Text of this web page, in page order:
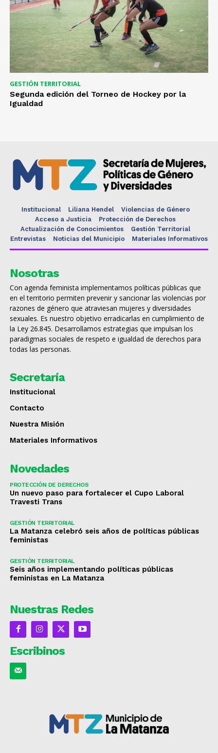
GESTIÓN TERRITORIAL
Segunda edición del Torneo de Hockey por la
Igualdad
Institucional Liliana Hendel
Violencias de Género
Acceso a Justicia
Protección de Derechos
Actualización de Conocimientos
Gestión Territorial
Entrevistas
Noticias del Municipio Materiales Informativos
Nosotras
Con agenda feminista implementamos políticas públicas que
en el territorio permiten prevenir y sancionar las violencias por
razones de género que atraviesan mujeres y diversidades
sexuales. Es nuestro objetivo erradicarlas en cumplimiento de
la Ley 26.845. Desarrollamos estrategias que impulsan los
paradigmas sociales de respeto e igualdad de derechos para
todas las personas.
Secretaría
Institucional
Contacto
Nuestra Misión
Materiales Informativos
Novedades
PROTECCIÓN DE DERECHOS
Un nuevo paso para fortalecer el Cupo Laboral
Travesti Trans
GESTIÓN TERRITORIAL
La Matanza celebró seis años de políticas públicas
feministas
GESTIÓN TERRITORIAL
Seis años implementando políticas públicas
feministas en La Matanza
Nuestras Redes
Escribinos